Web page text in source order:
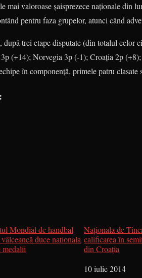
mai valoroase şaisprezece na­ţio­nale din
pentru faza grupelor, atunci când
după trei etape disputate (din totalul
(+14); Norvegia 3p (-1); Croaţia 2p
în componenţă, primele patru
Mondial de handbal
duce naţionala
medalii
Naţionala de
calificarea în
din Croaţia
Dată
10 iulie 2014